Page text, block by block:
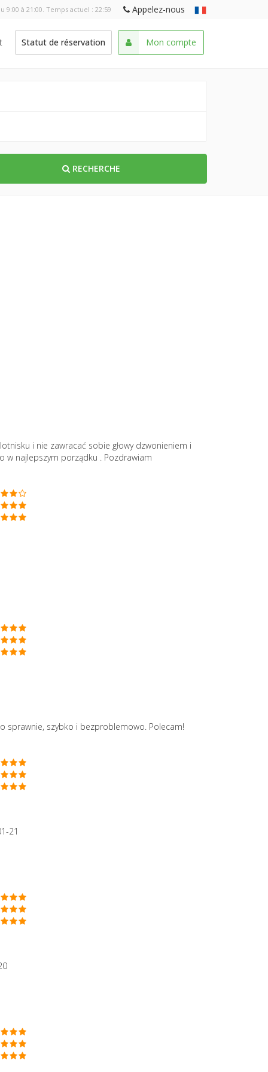
à 21:00. Temps actuel : 22:59 Appelez-nous
Statut de réservation Mon compte
RECHERCHE
i nie zawracać sobie głowy dzwonieniem i
w najlepszym porządku . Pozdrawiam
sprawnie, szybko i bezproblemowo. Polecam!
21